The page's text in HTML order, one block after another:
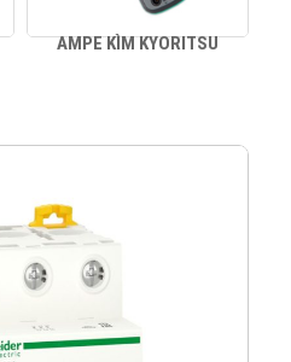
AMPE KÌM KYORITSU